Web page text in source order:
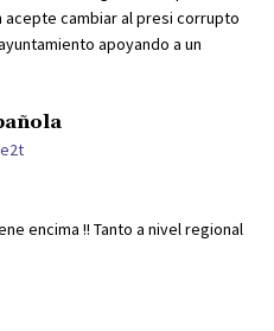
acepte cambiar al presi corrupto
apoyando a un
encima !! Tanto a nivel regional